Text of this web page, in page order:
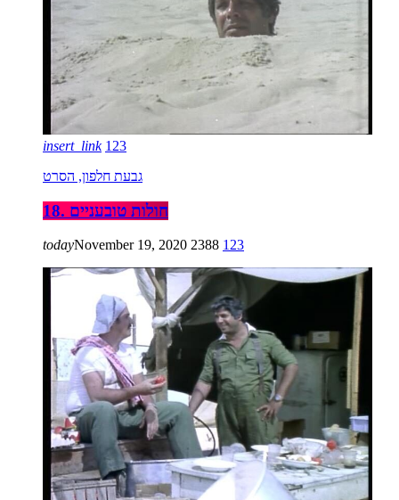
insert_link 123
גבעת חלפון, הסרט
18. חולות טובעניים
todayNovember 19, 2020 2388 123